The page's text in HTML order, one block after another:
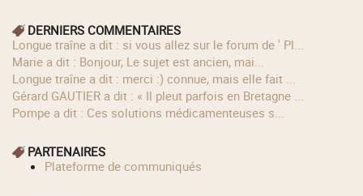
DERNIERS COMMENTAIRES
longue traîne a dit : si vous allez sur le forum de ' Pl...
Marie a dit : Bonjour, Le sujet est ancien, mai...
longue traîne a dit : merci :) connue, mais elle fait ...
Gérard GAUTIER a dit : « Il pleut parfois en Bretagne ...
Pompe a dit : Ces solutions médicamenteuses s...
PARTENAIRES
Plateforme de communiqués